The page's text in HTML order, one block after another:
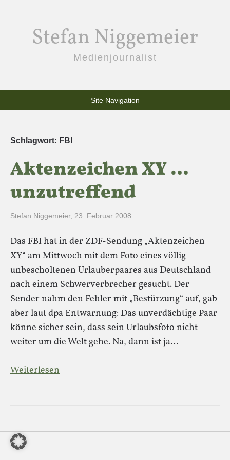
Stefan Niggemeier
Medienjournalist
Site Navigation
Schlagwort: FBI
Aktenzeichen XY …
unzutreffend
Stefan Niggemeier, 23. Februar 2008
Das FBI hat in der ZDF-Sendung „Aktenzeichen
XY“ am Mittwoch mit dem Foto eines völlig
unbescholtenen Urlauberpaares aus Deutschland
nach einem Schwerverbrecher gesucht. Der
Sender nahm den Fehler mit „Bestürzung“ auf, gab
aber laut dpa Entwarnung: Das unverdächtige Paar
könne sicher sein, dass sein Urlaubsfoto nicht
weiter um die Welt gehe. Na, dann ist ja…
Weiterlesen